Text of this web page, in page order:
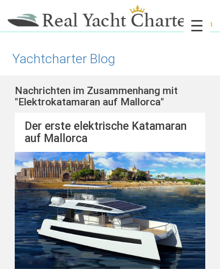
☰
Yachtcharter Blog
Nachrichten im Zusammenhang mit
"Elektrokatamaran auf Mallorca"
Der erste elektrische Katamaran
auf Mallorca